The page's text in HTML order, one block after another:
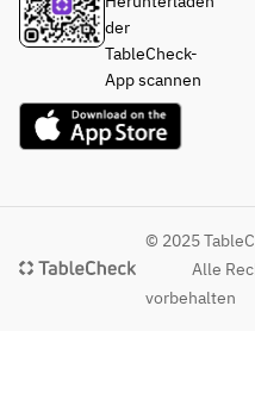
der
TableCheck-
App scannen
© 2025
Alle
vorbehalten